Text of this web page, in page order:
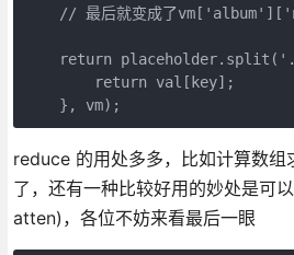
// 最后就变成了
return
        return val[key];
reduce 的用处多多，比如计算数组
了，还有一种比较好用的妙处是可
atten)，各位不妨来看最后一眼